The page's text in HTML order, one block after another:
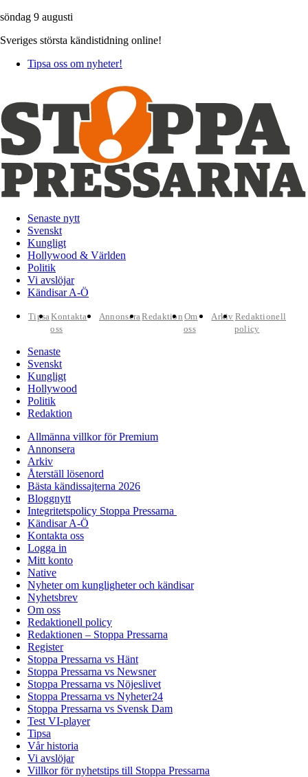
söndag 9 augusti
Sveriges största kändistidning online!
Tipsa oss om nyheter!
Senaste nytt
Svenskt
Kungligt
Hollywood & Världen
Politik
Vi avslöjar
Kändisar A-Ö
TipsaKontakta
oss
AnnonseraRedaktion Om
oss
Arkiv Redaktionell
policy
Senaste
Svenskt
Kungligt
Hollywood
Politik
Redaktion
Allmänna villkor för Premium
Annonsera
Arkiv
Återställ lösenord
Bästa kändissajterna 2026
Bloggnytt
Integritetspolicy Stoppa Pressarna
Kändisar A-Ö
Kontakta oss
Logga in
Mitt konto
Native
Nyheter om kungligheter och kändisar
Nyhetsbrev
Om oss
Redaktionell policy
Redaktionen – Stoppa Pressarna
Register
Stoppa Pressarna vs Hänt
Stoppa Pressarna vs Newsner
Stoppa Pressarna vs Nöjeslivet
Stoppa Pressarna vs Nyheter24
Stoppa Pressarna vs Svensk Dam
Test VI-player
Tipsa
Vår historia
Vi avslöjar
Villkor för nyhetstips till Stoppa Pressarna